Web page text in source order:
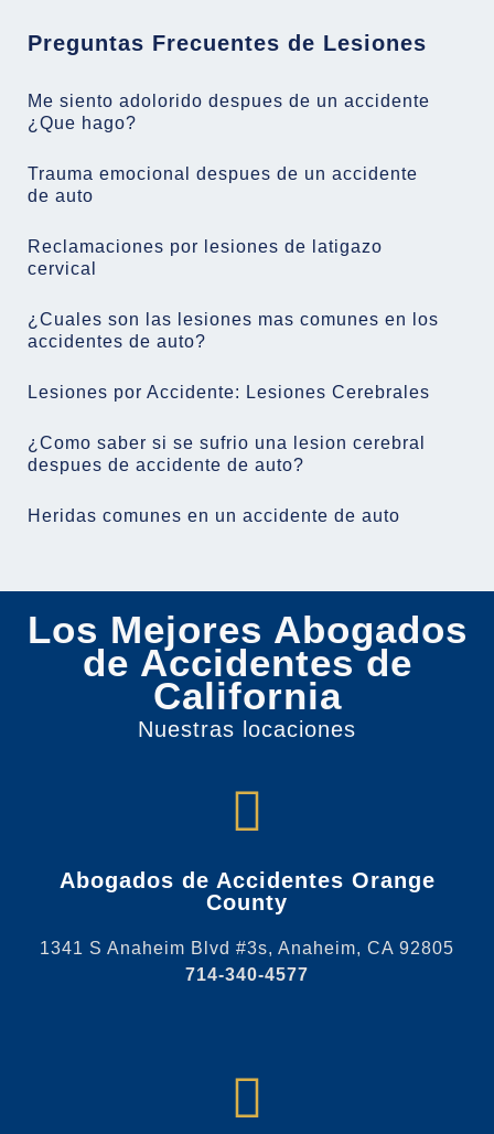
Preguntas Frecuentes de Lesiones
Me siento adolorido despues de un accidente
¿Que hago?
Trauma emocional despues de un accidente
de auto
Reclamaciones por lesiones de latigazo
cervical
¿Cuales son las lesiones mas comunes en los
accidentes de auto?
Lesiones por Accidente: Lesiones Cerebrales
¿Como saber si se sufrio una lesion cerebral
despues de accidente de auto?
Heridas comunes en un accidente de auto
Los Mejores Abogados
de Accidentes de
California
Nuestras locaciones
Abogados de Accidentes Orange
County
1341 S Anaheim Blvd #3s, Anaheim, CA 92805
714-340-4577